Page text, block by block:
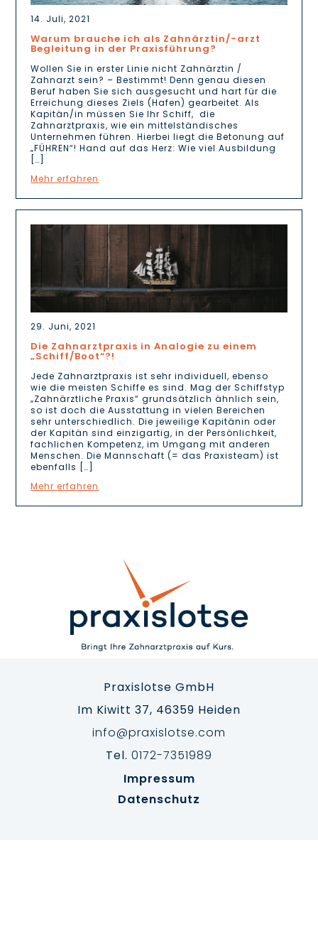
14. Juli, 2021
Warum brauche ich als Zahnärztin/-arzt
Begleitung in der Praxisführung?
Wollen Sie in erster Linie nicht Zahnärztin /
Zahnarzt sein? – Bestimmt! Denn genau diesen
Beruf haben Sie sich ausgesucht und hart für die
Erreichung dieses Ziels (Hafen) gearbeitet. Als
Kapitän/in müssen Sie Ihr Schiff, die
Zahnarztpraxis, wie ein mittelständisches
Unternehmen führen. Hierbei liegt die Betonung auf
„FÜHREN“! Hand auf das Herz: Wie viel Ausbildung
[…]
Mehr erfahren
29. Juni, 2021
Die Zahnarztpraxis in Analogie zu einem
„Schiff/Boot“?!
Jede Zahnarztpraxis ist sehr individuell, ebenso
wie die meisten Schiffe es sind. Mag der Schiffstyp
„Zahnärztliche Praxis“ grundsätzlich ähnlich sein,
so ist doch die Ausstattung in vielen Bereichen
sehr unterschiedlich. Die jeweilige Kapitänin oder
der Kapitän sind einzigartig, in der Persönlichkeit,
fachlichen Kompetenz, im Umgang mit anderen
Menschen. Die Mannschaft (= das Praxisteam) ist
ebenfalls […]
Mehr erfahren
Praxislotse GmbH
Im Kiwitt 37, 46359 Heiden
info@praxislotse.com
Tel. 0172-7351989
Impressum
Datenschutz